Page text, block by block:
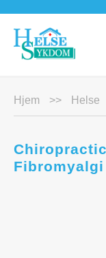
Hjem >> Helse